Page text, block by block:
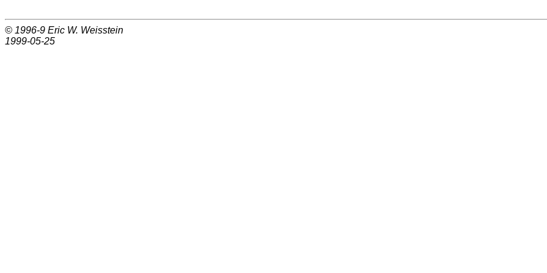
© 1996-9 Eric W. Weisstein
1999-05-25